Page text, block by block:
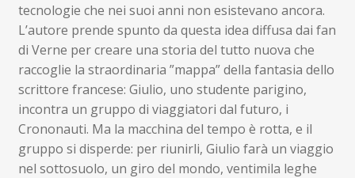
tecnologie che nei suoi anni non esistevano ancora.
L’autore prende spunto da questa idea diffusa dai fan
di Verne per creare una storia del tutto nuova che
raccoglie la straordinaria ”mappa” della fantasia dello
scrittore francese: Giulio, uno studente parigino,
incontra un gruppo di viaggiatori dal futuro, i
Crononauti. Ma la macchina del tempo è rotta, e il
gruppo si disperde: per riunirli, Giulio farà un viaggio
nel sottosuolo, un giro del mondo, ventimila leghe